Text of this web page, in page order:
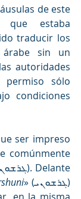
de este
que estaba
traducir los
sin un
autoridades
permiso sólo
condiciones
ser impreso
comúnmente
ܓܪܫܘܢܝ). Delante
» (
ܓܪܫܘܢܝ)